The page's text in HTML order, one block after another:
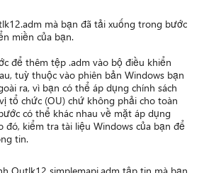
mà bạn đã tải xuống trong bước
miền của bạn.
để thêm tệp .adm vào bộ điều khiển
tuỳ thuộc vào phiên bản Windows bạn
ra, vì bạn có thể áp dụng chính sách
tổ chức (OU) chứ không phải cho toàn
có thể khác nhau về mặt áp dụng
đó, kiểm tra tài liệu Windows của bạn để
tin.